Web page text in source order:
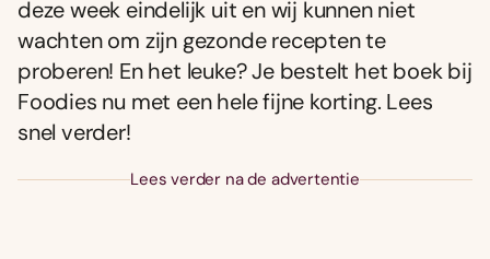
deze week eindelijk uit en wij kunnen niet
wachten om zijn gezonde recepten te
proberen! En het leuke? Je bestelt het boek bij
Foodies nu met een hele fijne korting. Lees
snel verder!
Lees verder na de advertentie